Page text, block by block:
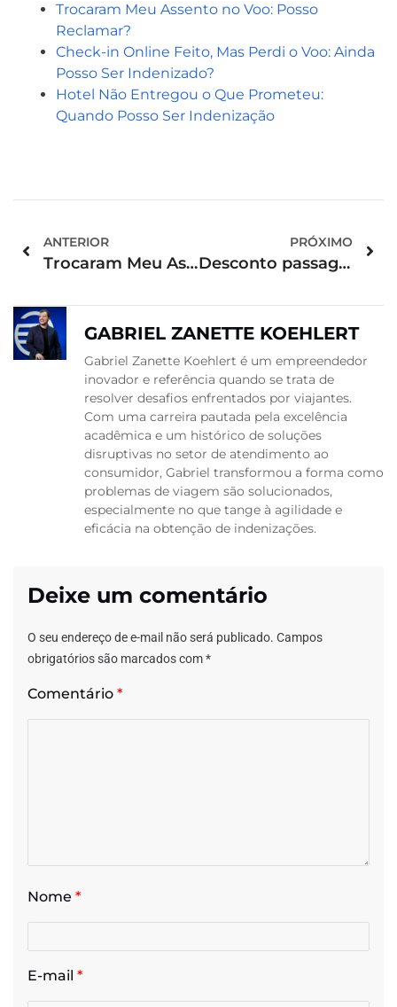
Trocaram Meu Assento no Voo: Posso
Reclamar?
Check-in Online Feito, Mas Perdi o Voo: Ainda
Posso Ser Indenizado?
Hotel Não Entregou o Que Prometeu:
Quando Posso Ser Indenização
ANTERIOR
Trocaram Meu Assento no Voo: Posso Reclamar?
PRÓXIMO
Desconto passagem aérea óbito: conheça seus direitos e saiba como solicitar
GABRIEL ZANETTE KOEHLERT
Gabriel Zanette Koehlert é um empreendedor
inovador e referência quando se trata de
resolver desafios enfrentados por viajantes.
Com uma carreira pautada pela excelência
acadêmica e um histórico de soluções
disruptivas no setor de atendimento ao
consumidor, Gabriel transformou a forma como
problemas de viagem são solucionados,
especialmente no que tange à agilidade e
eficácia na obtenção de indenizações.
Deixe um comentário
O seu endereço de e-mail não será publicado. Campos
obrigatórios são marcados com*
Comentário *
Nome *
E-mail *